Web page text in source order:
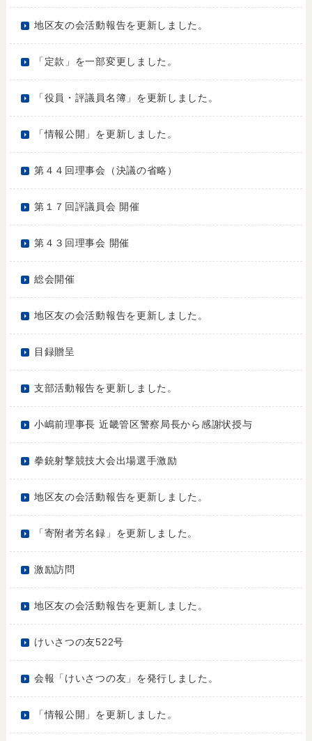
地区友の会活動報告を更新しました。
「定款」を一部変更しました。
「役員・評議員名簿」を更新しました。
「情報公開」を更新しました。
第４４回理事会（決議の省略）
第１７回評議員会 開催
第４３回理事会 開催
総会開催
地区友の会活動報告を更新しました。
目録贈呈
支部活動報告を更新しました。
小嶋前理事長 近畿管区警察局長から感謝状授与
拳銃射撃競技大会出場選手激励
地区友の会活動報告を更新しました。
「寄附者芳名録」を更新しました。
激励訪問
地区友の会活動報告を更新しました。
けいさつの友522号
会報「けいさつの友」を発行しました。
「情報公開」を更新しました。